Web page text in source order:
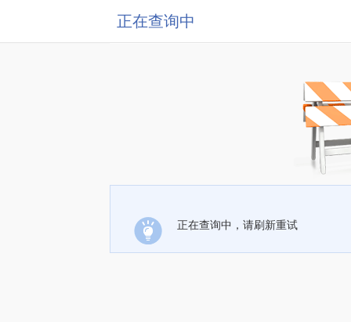
正在查询中
正在查询中，请刷新重试